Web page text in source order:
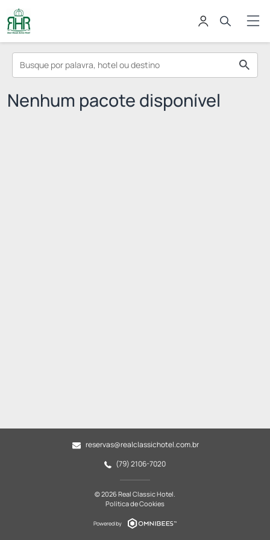
Nenhum pacote disponível
reservas@realclassichotel.com.br
(79) 2106-7020
© 2026 Real Classic Hotel.
Política de Cookies
Powered by